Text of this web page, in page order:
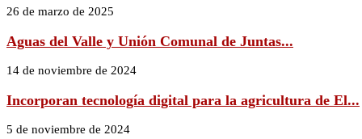
26 de marzo de 2025
Aguas del Valle y Unión Comunal de Juntas...
14 de noviembre de 2024
Incorporan tecnología digital para la agricultura de El...
5 de noviembre de 2024